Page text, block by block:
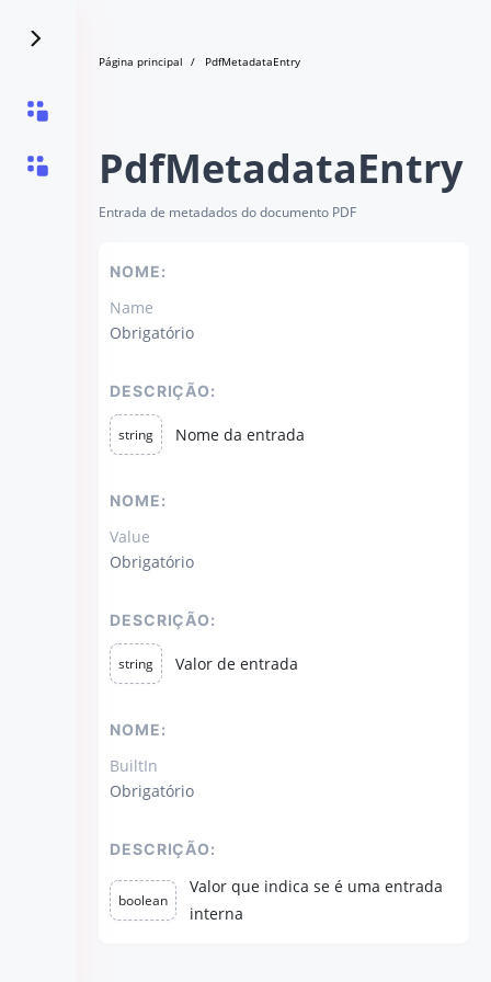
Página principal PdfMetadataEntry
PdfMetadataEntry
Entrada de metadados do documento PDF
NOME:
Name
Obrigatório
DESCRIÇÃO:
string Nome da entrada
NOME:
Value
Obrigatório
DESCRIÇÃO:
string Valor de entrada
NOME:
BuiltIn
Obrigatório
DESCRIÇÃO:
boolean
Valor que indica se é uma entrada
interna